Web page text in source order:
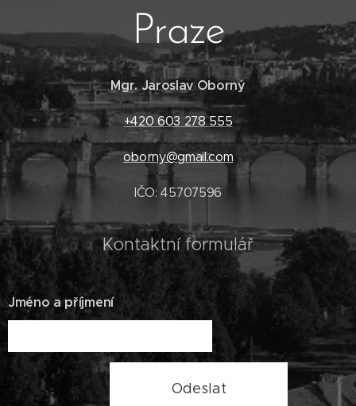
Praze
Mgr. Jaroslav Oborný
+420 603 278 555
oborny@gmail.com
IČO: 45707596
Kontaktní formulář
Jméno a příjmení
Odeslat